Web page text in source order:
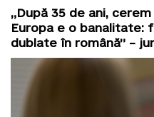
„După 35 de ani,
Europa e o banalitate:
dublate în română” –